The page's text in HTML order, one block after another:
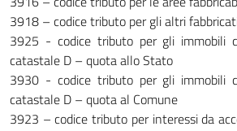
3918 – codice tributo per gli altri
3925 - codice tributo per gli immobili
catastale D – quota allo Stato
3930 - codice tributo per gli immobili
catastale D – quota al Comune
3923 – codice tributo per interessi da